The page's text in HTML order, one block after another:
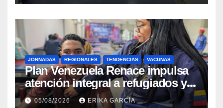
JORNADAS REGIONALES TENDENCIAS VACUNAS
​Plan Venezuela Renace impulsa
atención integral a refugiados y
evaluación de vacunación en
05/08/2026 ERIKA GARCÍA